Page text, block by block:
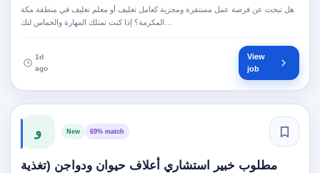
هل تبحث عن فرصة عمل مستقرة ومجزية كعامل تغليف أو معلم تغليف في منطقة مكة
1d
ago
View
job
و New 69% match
مطلوب خبير استشاري أعلاف حيوان ودواجن (تغذية